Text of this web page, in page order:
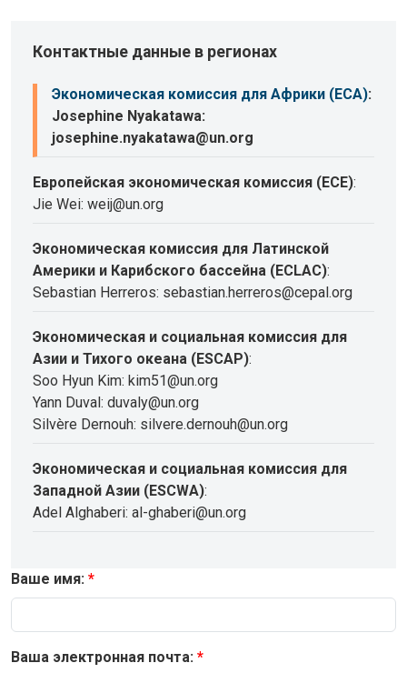
Контактные данные в регионах
Экономическая комиссия для Африки (ECA):
Josephine Nyakatawa:
josephine.nyakatawa@un.org
Европейская экономическая комиссия (ECE):
Jie Wei: weij@un.org
Экономическая комиссия для Латинской
Америки и Карибского бассейна (ECLAC):
Sebastian Herreros: sebastian.herreros@cepal.org
Экономическая и социальная комиссия для
Азии и Тихого океана (ESCAP):
Soo Hyun Kim: kim51@un.org
Yann Duval: duvaly@un.org
Silvère Dernouh: silvere.dernouh@un.org
Экономическая и социальная комиссия для
Западной Азии (ESCWA):
Adel Alghaberi: al-ghaberi@un.org
Ваше имя:
Ваша электронная почта: